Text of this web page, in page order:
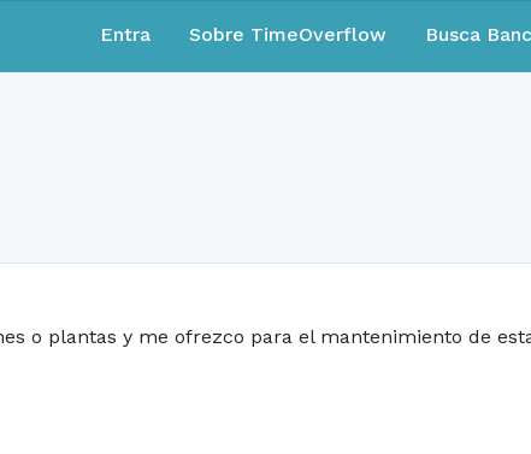
Entra Sobre TimeOverflow Busca
o plantas y me ofrezco para el mantenimiento de